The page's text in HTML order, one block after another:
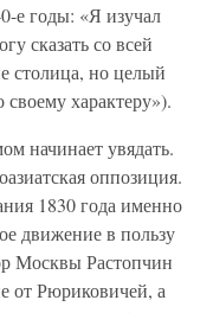
е годы: «Я изучал
сказать со всей
столица, но целый
характеру»).
начинает увядать.
оппозиция.
1830 года именно
движение в пользу
Москвы Растопчин
от Рюриковичей, а